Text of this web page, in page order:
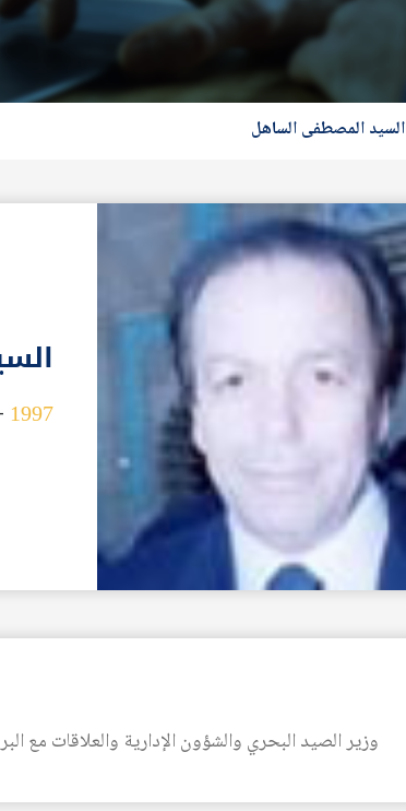
السيد المصطفى الساهل
1997
وزير الصيد البحري والشؤون الإدارية والعلاقات مع